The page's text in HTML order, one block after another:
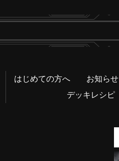
はじめての方へ お知らせ
デッキレシピ